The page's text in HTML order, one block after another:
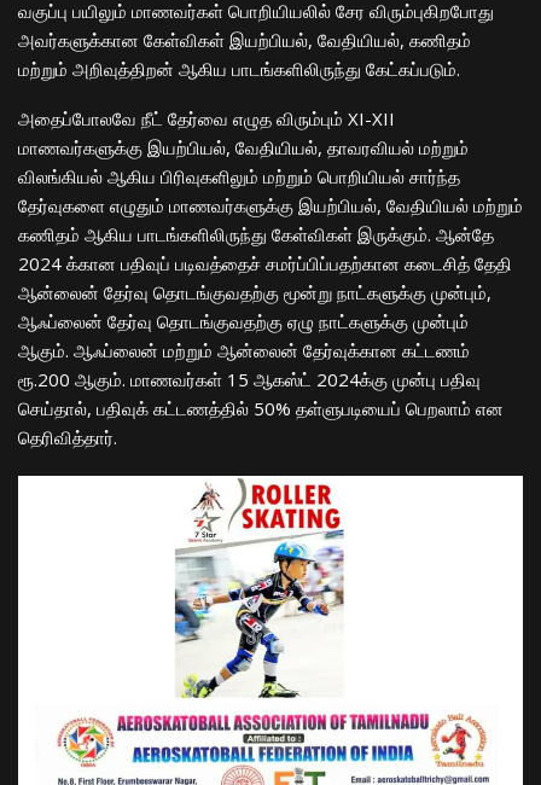
வகுப்பு பயிலும் மாணவர்கள் பொறியியலில் சேர விரும்புகிறபோது
அவர்களுக்கான கேள்விகள் இயற்பியல், வேதியியல், கணிதம்
மற்றும் அறிவுத்திறன் ஆகிய பாடங்களிலிருந்து கேட்கப்படும்.
அதைப்போலவே நீட் தேர்வை எழுத விரும்பும் XI-XII
மாணவர்களுக்கு இயற்பியல், வேதியியல், தாவரவியல் மற்றும்
விலங்கியல் ஆகிய பிரிவுகளிலும் மற்றும் பொறியியல் சார்ந்த
தேர்வுகளை எழுதும் மாணவர்களுக்கு இயற்பியல், வேதியியல் மற்றும்
கணிதம் ஆகிய பாடங்களிலிருந்து கேள்விகள் இருக்கும். ஆன்தே
2024 க்கான பதிவுப் படிவத்தைச் சமர்ப்பிப்பதற்கான கடைசித் தேதி
ஆன்லைன் தேர்வு தொடங்குவதற்கு மூன்று நாட்களுக்கு முன்பும்,
ஆஃப்லைன் தேர்வு தொடங்குவதற்கு ஏழு நாட்களுக்கு முன்பும்
ஆகும். ஆஃப்லைன் மற்றும் ஆன்லைன் தேர்வுக்கான கட்டணம்
ரூ.200 ஆகும். மாணவர்கள் 15 ஆகஸ்ட் 2024க்கு முன்பு பதிவு
செய்தால், பதிவுக் கட்டணத்தில் 50% தள்ளுபடியைப் பெறலாம் என
தெரிவித்தார்.